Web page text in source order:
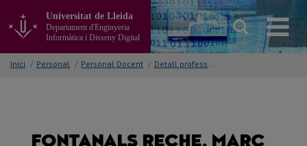
contingut
Universitat de Lleida
Departament d'Enginyeria
Informàtica i Disseny Digital
Inici / Personal / Personal Docent / Detall professor/a